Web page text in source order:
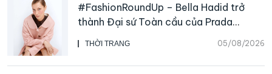
THỜI TRANG 05/08/2026
#FashionRoundUp – Bella Hadid trở
thành Đại sứ Toàn cầu của Prada
Beauty, CHANEL mua lại Charvet